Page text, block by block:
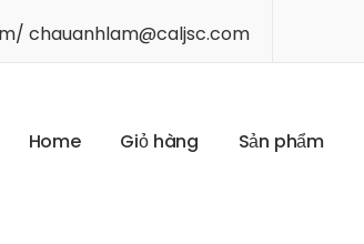
chauanhlam@caljsc.com
Home Giỏ hàng Sản phẩm